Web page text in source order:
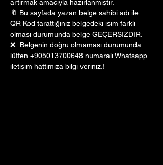
artırmak amacıyla hazırlanmıştır.
🔖 Bu sayfada yazan belge sahibi adı ile
QR Kod tarattığınız belgedeki isim farklı
olması durumunda belge GEÇERSİZDİR.
❌  Belgenin doğru olmaması durumunda
lütfen +905013700648 numaralı Whatsapp
iletişim hattımıza bilgi veriniz.!